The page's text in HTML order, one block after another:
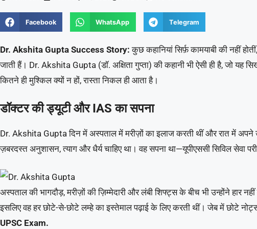
Facebook WhatsApp Telegram
Dr. Akshita Gupta Success Story: कुछ कहानियां सिर्फ़ कामयाबी की नहीं
जाती हैं। Dr. Akshita Gupta (डॉ. अक्षिता गुप्ता) की कहानी भी ऐसी ही है, जो यह
कितने ही मुश्किल क्यों न हों, रास्ता निकल ही आता है।
डॉक्टर की ड्यूटी और IAS का सपना
Dr. Akshita Gupta दिन में अस्पताल में मरीज़ों का इलाज करती थीं और रात में
ज़बरदस्त अनुशासन, त्याग और धैर्य चाहिए था। वह सपना था—यूपीएससी सिविल सेवा
अस्पताल की भागदौड़, मरीज़ों की ज़िम्मेदारी और लंबी शिफ्ट्स के बीच भी उन्होंने हार
इसलिए वह हर छोटे-से-छोटे लम्हे का इस्तेमाल पढ़ाई के लिए करती थीं। जेब में छोटे
UPSC Exam.